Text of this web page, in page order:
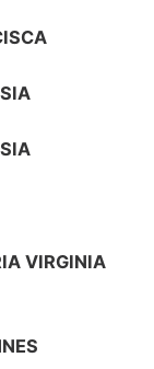
VIRGINIA